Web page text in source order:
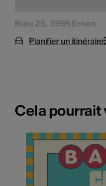
Bieu 25, 3995 Ernen
Planifier un itinéraire
Cela